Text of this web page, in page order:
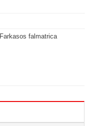
Farkasos falmatrica